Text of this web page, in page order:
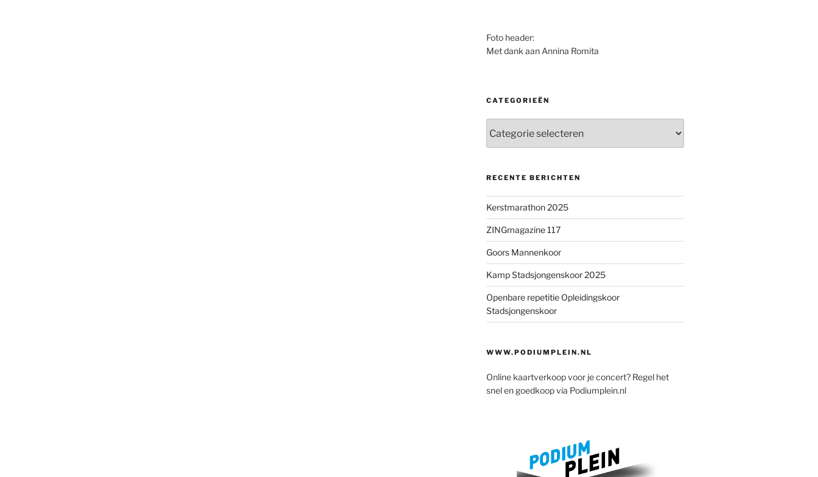
Foto header:
Met dank aan Annina Romita
CATEGORIEËN
RECENTE BERICHTEN
Kerstmarathon 2025
ZINGmagazine 117
Goors Mannenkoor
Kamp Stadsjongenskoor 2025
Openbare repetitie Opleidingskoor
Stadsjongenskoor
WWW.PODIUMPLEIN.NL
Online kaartverkoop voor je concert? Regel het
snel en goedkoop via Podiumplein.nl